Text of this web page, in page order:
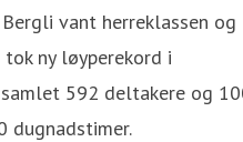
vant herreklassen og
ny løyperekord i
592 deltakere og
dugnadstimer.